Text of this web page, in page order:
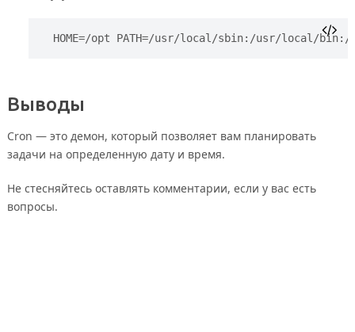
HOME=/opt PATH=/usr/local/sbin:/usr/local/
Выводы
Cron — это демон, который позволяет вам планировать
задачи на определенную дату и время.
Не стесняйтесь оставлять комментарии, если у вас есть
вопросы.